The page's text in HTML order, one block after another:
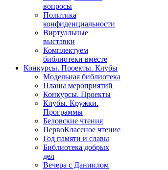
вопросы
Политика
конфиденциальности
Виртуальные
выставки
Комплектуем
библиотеки вместе
Конкурсы. Проекты. Клубы
Модельная библиотека
Планы мероприятий
Конкурсы. Проекты
Клубы. Кружки.
Программы
Беловские чтения
ПервоКлассное чтение
Год памяти и славы
Библиотека добрых
дел
Вечера с Даниилом